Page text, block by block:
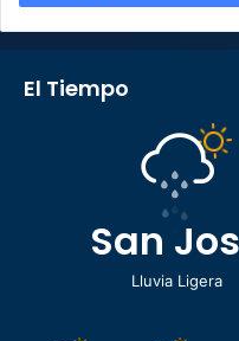
El Tiempo
San
Lluvia Ligera